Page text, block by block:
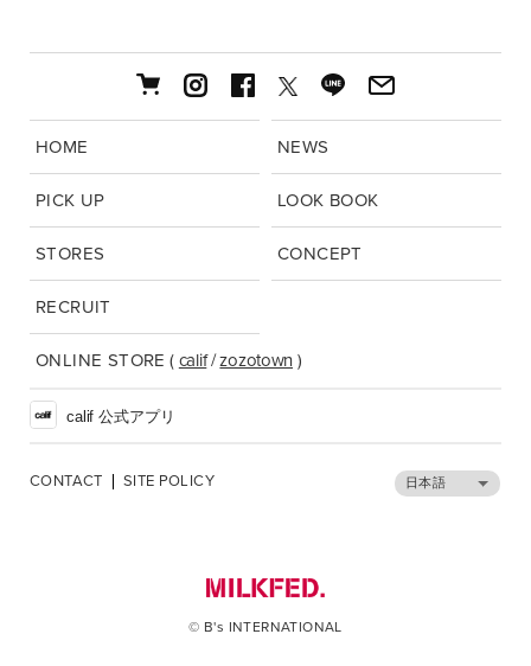
HOME NEWS
PICK UP LOOK BOOK
STORES CONCEPT
RECRUIT
ONLINE STORE ( calif/zozotown )
calif 公式アプリ
CONTACT SITE POLICY 日本語
© B's INTERNATIONAL